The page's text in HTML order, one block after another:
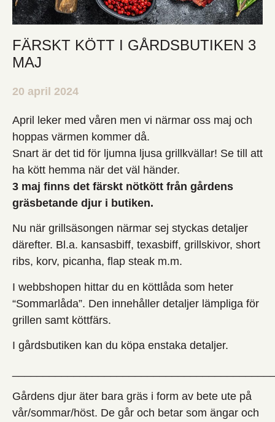
FÄRSKT KÖTT I GÅRDSBUTIKEN 3
MAJ
20 april 2024
April leker med våren men vi närmar oss maj och
hoppas värmen kommer då.
Snart är det tid för ljumna ljusa grillkvällar! Se till att
ha kött hemma när det väl händer.
3 maj finns det färskt nötkött från gårdens
gräsbetande djur i butiken.
Nu när grillsäsongen närmar sej styckas detaljer
därefter. Bl.a. kansasbiff, texasbiff, grillskivor, short
ribs, korv, picanha, flap steak m.m.
I webbshopen hittar du en köttlåda som heter
“Sommarlåda”. Den innehåller detaljer lämpliga för
grillen samt köttfärs.
I gårdsbutiken kan du köpa enstaka detaljer.
Gårdens djur äter bara gräs i form av bete ute på
vår/sommar/höst. De går och betar som ängar och